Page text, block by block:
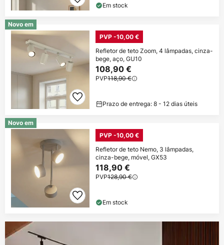
Em stock
Novo em
PVP -10,00 €
Refletor de teto Zoom, 4 lâmpadas, cinza-
bege, aço, GU10
108,90 €
PVP118,90 €
Prazo de entrega: 8 - 12 dias úteis
Novo em
PVP -10,00 €
Refletor de teto Nemo, 3 lâmpadas,
cinza-bege, móvel, GX53
118,90 €
PVP128,90 €
Em stock